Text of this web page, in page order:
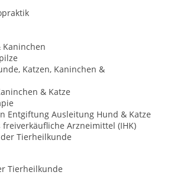
Kaninchen
Katzen, Kaninchen &
& Katze
Entgiftung Ausleitung Hund & Katze
freiverkäufliche Arzneimittel (IHK)
Tierheilkunde
Tierheilkunde